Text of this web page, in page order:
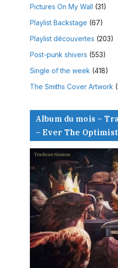
Pictures On My Wall (31)
Playlist Backstage (67)
Playlist découvertes (203)
Post-punk shivers (553)
Single of the week (418)
The Smiths Cover Artwork
Album du mois –
– Ever The Optimist